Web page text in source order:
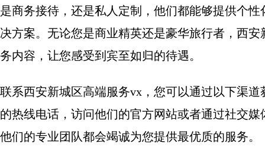
是商务接待，还是私人定制，他们都能够提供个
决方案。无论您是商业精英还是豪华旅行者，西
务内容，让您感受到宾至如归的待遇。
联系西安新城区高端服务vx，您可以通过以下渠
的热线电话，访问他们的官方网站或者通过社交
他们的专业团队都会竭诚为您提供最优质的服务。